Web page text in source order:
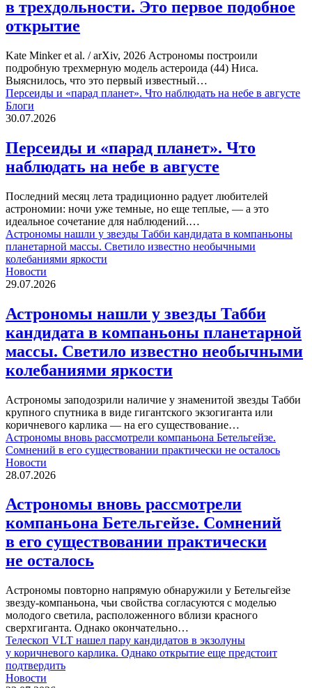
в трехдольности. Это первое подобное
открытие
Kate Minker et al. / arXiv, 2026 Астрономы построили
подробную трехмерную модель астероида (44) Ниса.
Выяснилось, что это первый известный…
Персеиды и «парад планет». Что наблюдать на небе в августе
Блоги
30.07.2026
Персеиды и «парад планет». Что
наблюдать на небе в августе
Последний месяц лета традиционно радует любителей
астрономии: ночи уже темные, но еще теплые, — а это
идеальное сочетание для наблюдений.…
Астрономы нашли у звезды Табби кандидата в компаньоны
планетарной массы. Светило известно необычными
колебаниями яркости
Новости
29.07.2026
Астрономы нашли у звезды Табби
кандидата в компаньоны планетарной
массы. Светило известно необычными
колебаниями яркости
Астрономы заподозрили наличие у знаменитой звезды Табби
крупного спутника в виде гигантского экзогиганта или
коричневого карлика — на его существование…
Астрономы вновь рассмотрели компаньона Бетельгейзе.
Сомнений в его существовании практически не осталось
Новости
28.07.2026
Астрономы вновь рассмотрели
компаньона Бетельгейзе. Сомнений
в его существовании практически
не осталось
Астрономы повторно напрямую обнаружили у Бетельгейзе
звезду-компаньона, чьи свойства согласуются с моделью
молодого светила, расположенного вблизи красного
сверхгиганта. Однако окончательно…
Телескоп VLT нашел пару кандидатов в экзолуны
у коричневого карлика. Однако открытие еще предстоит
подтвердить
Новости